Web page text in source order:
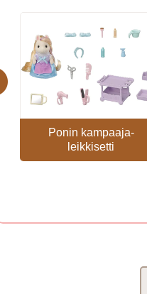
Ponin kampaaja-
leikkisetti